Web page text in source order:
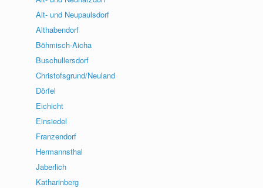
Alt- und Neupaulsdorf
Althabendorf
Böhmisch-Aicha
Buschullersdorf
Christofsgrund/Neuland
Dörfel
Eichicht
Einsiedel
Franzendorf
Hermannsthal
Jaberlich
Katharinberg